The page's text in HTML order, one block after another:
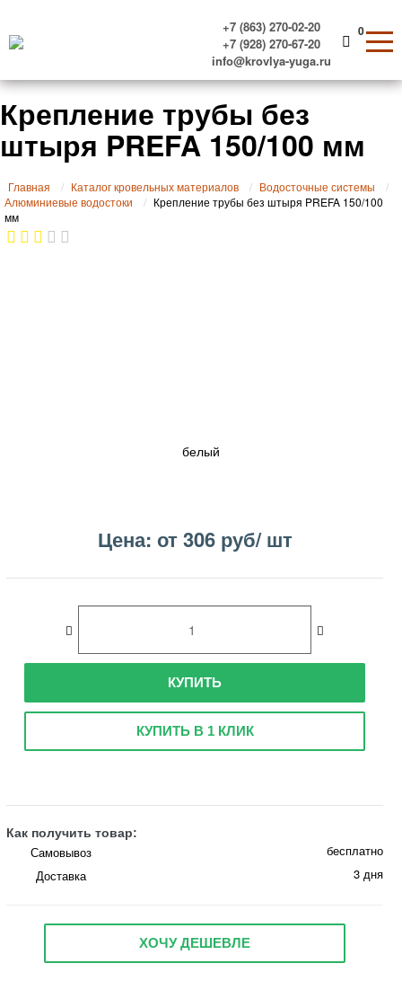
+7 (863) 270-02-20
+7 (928) 270-67-20
info@krovlya-yuga.ru
0
Крепление трубы без
штыря PREFA 150/100 мм
Главная Каталог кровельных материалов
Водосточные системы
Алюминиевые водостоки
Крепление трубы без штыря PREFA 150/100
мм
белый
Цена: от 306 руб/ шт
КУПИТЬ
КУПИТЬ В 1 КЛИК
Как получить товар:
Самовывоз
бесплатно
Доставка
3 дня
ХОЧУ ДЕШЕВЛЕ